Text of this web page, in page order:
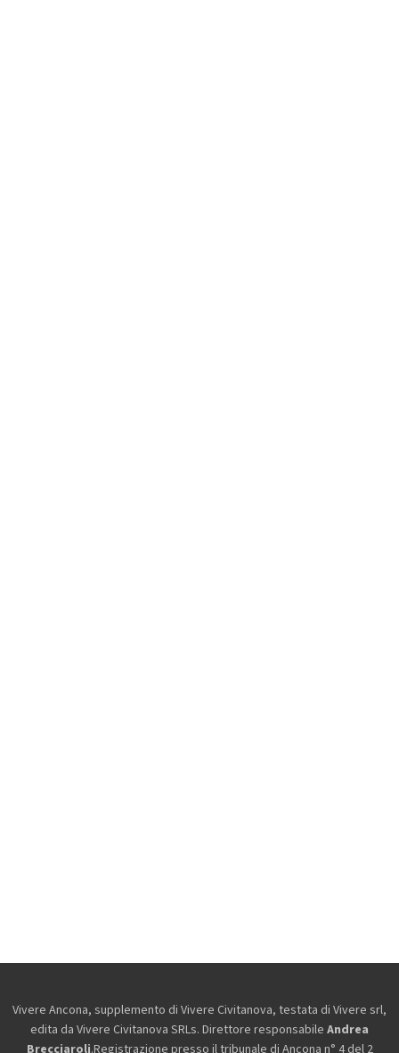
Vivere Ancona, supplemento di Vivere Civitanova, testata di Vivere srl,
edita da Vivere Civitanova SRLs. Direttore responsabile Andrea